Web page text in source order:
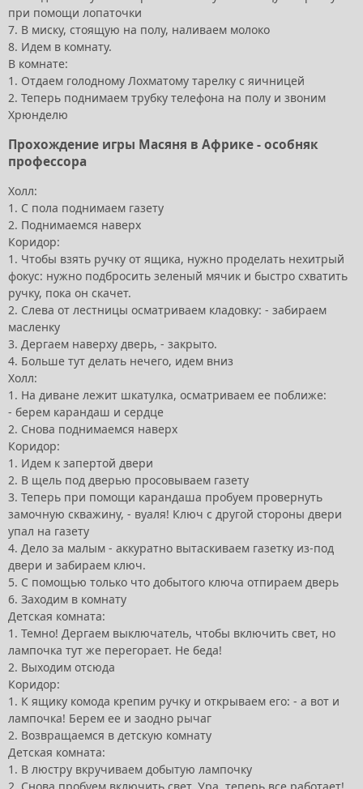
при помощи лопаточки
7. В миску, стоящую на полу, наливаем молоко
8. Идем в комнату.
В комнате:
1. Отдаем голодному Лохматому тарелку с яичницей
2. Теперь поднимаем трубку телефона на полу и звоним
Хрюнделю
Прохождение игры Масяня в Африке- особняк
профессора
Холл:
1. С пола поднимаем газету
2. Поднимаемся наверх
Коридор:
1. Чтобы взять ручку от ящика, нужно проделать нехитрый
фокус: нужно подбросить зеленый мячик и быстро схватить
ручку, пока он скачет.
2. Слева от лестницы осматриваем кладовку: - забираем
масленку
3. Дергаем наверху дверь, - закрыто.
4. Больше тут делать нечего, идем вниз
Холл:
1. На диване лежит шкатулка, осматриваем ее поближе:
- берем карандаш и сердце
2. Снова поднимаемся наверх
Коридор:
1. Идем к запертой двери
2. В щель под дверью просовываем газету
3. Теперь при помощи карандаша пробуем провернуть
замочную скважину, - вуаля! Ключ с другой стороны двери
упал на газету
4. Дело за малым - аккуратно вытаскиваем газетку из-под
двери и забираем ключ.
5. С помощью только что добытого ключа отпираем дверь
6. Заходим в комнату
Детская комната:
1. Темно! Дергаем выключатель, чтобы включить свет, но
лампочка тут же перегорает. Не беда!
2. Выходим отсюда
Коридор:
1. К ящику комода крепим ручку и открываем его: - а вот и
лампочка! Берем ее и заодно рычаг
2. Возвращаемся в детскую комнату
Детская комната:
1. В люстру вкручиваем добытую лампочку